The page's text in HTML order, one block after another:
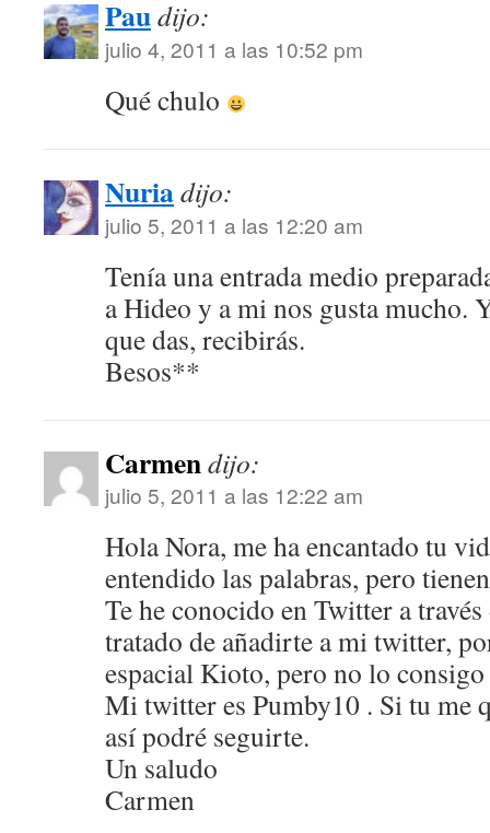
Paudijo:
julio 4, 2011 a las 10:52 pm
Qué chulo
Nuriadijo:
julio 5, 2011 a las 12:20 am
Tenía una entrada medio
a Hideo y a mi nos gusta mucho.
que das, recibirás.
Besos**
Carmendijo:
julio 5, 2011 a las 12:22 am
Hola Nora, me ha encantado tu
entendido las palabras, pero
Te he conocido en Twitter a
tratado de añadirte a mi twitter,
espacial Kioto, pero no lo
Mi twitter es Pumby10 . Si tu me
así podré seguirte.
Un saludo
Carmen